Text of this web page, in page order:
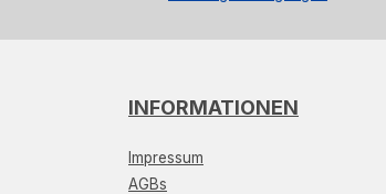
INFORMATIONEN
Impressum
AGBs